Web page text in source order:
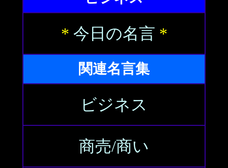
* 今日の名言 *
関連名言集
ビジネス
商売/商い